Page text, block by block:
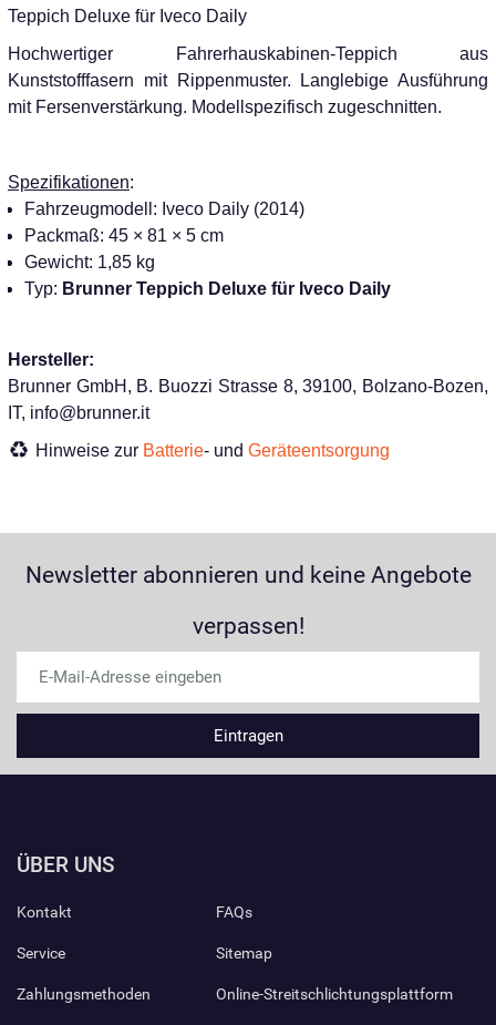
Teppich Deluxe für Iveco Daily
Hochwertiger Fahrerhauskabinen-Teppich aus
Kunststofffasern mit Rippenmuster. Langlebige Ausführung
mit Fersenverstärkung. Modellspezifisch zugeschnitten.
Spezifikationen:
Fahrzeugmodell: Iveco Daily (2014)
Packmaß: 45 × 81 × 5 cm
Gewicht: 1,85 kg
Typ: Brunner Teppich Deluxe für Iveco Daily
Hersteller:
Brunner GmbH, B. Buozzi Strasse 8, 39100, Bolzano-Bozen,
IT, info@brunner.it
Hinweise zur Batterie- und Geräteentsorgung
Newsletter abonnieren und keine Angebote
verpassen!
ÜBER UNS
Kontakt
Service
Zahlungsmethoden
FAQs
Sitemap
Online-Streitschlichtungsplattform